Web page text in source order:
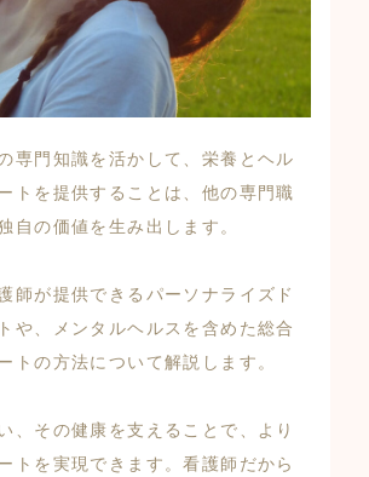
専門知識を活かして、栄養とヘル
トを提供することは、他の専門職
自の価値を生み出します。
師が提供できるパーソナライズド
や、メンタルヘルスを含めた総合
トの方法について解説します。
、その健康を支えることで、より
トを実現できます。看護師だから